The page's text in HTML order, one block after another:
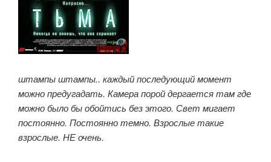
штампы штампы.. каждый последующий момент
можно предугадать. Камера порой дергается там где
можно было бы обойтись без этого. Свет мигает
постоянно. Постоянно темно. Взрослые такие
взрослые. НЕ очень.